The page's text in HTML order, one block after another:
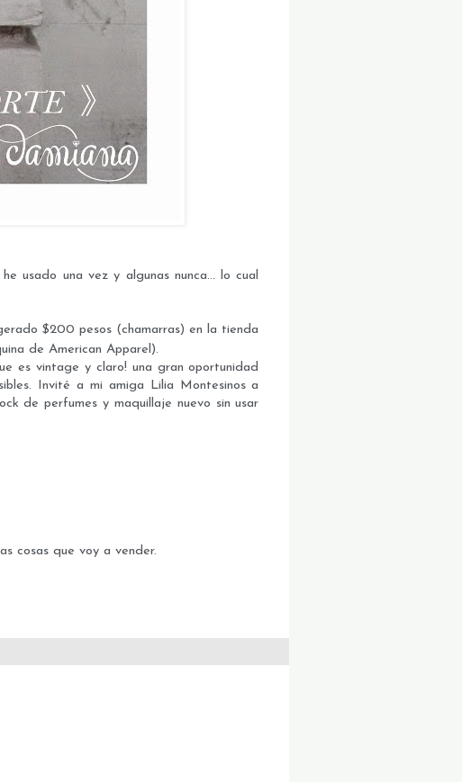
usado una vez y algunas nunca... lo cual
$200 pesos (chamarras) en la tienda
de American Apparel).
es vintage y claro! una gran oportunidad
Invité a mi amiga Lilia Montesinos a
de perfumes y maquillaje nuevo sin usar
cosas que voy a vender.